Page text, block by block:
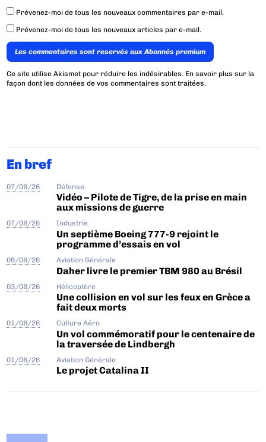
Prévenez-moi de tous les nouveaux commentaires par e-mail.
Prévenez-moi de tous les nouveaux articles par e-mail.
Les commentaires sont reservés aux Abonnés premium
Ce site utilise Akismet pour réduire les indésirables. En savoir plus sur la
façon dont les données de vos commentaires sont traitées.
En bref
07/08/26 Défense
Vidéo – Pilote de Tigre, de la prise en main
aux missions de guerre
07/08/26 Industrie
Un septième Boeing 777-9 rejoint le
programme d’essais en vol
06/08/26 Aviation Générale
Daher livre le premier TBM 980 au Brésil
03/08/26 Hélicoptère
Une collision en vol sur les feux en Grèce a
fait deux morts
01/08/26 Culture Aéro
Un vol commémoratif pour le centenaire de
la traversée de Lindbergh
01/08/26 Aviation Générale
Le projet Catalina II